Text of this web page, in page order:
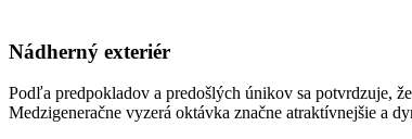
Nádherný exteriér
Podľa predpokladov a predošlých únikov sa potvrdzuje,
Medzigeneračne vyzerá oktávka značne atraktívnejšie a